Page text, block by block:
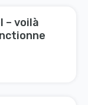
– voilà